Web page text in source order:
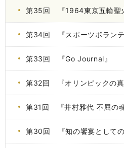
第35回 『1964東京五輪聖
第34回 『スポーツボランテ
第33回 『Go Journal』
第32回 『オリンピックの真
第31回 『井村雅代 不屈の
第30回 『知の饗宴としての